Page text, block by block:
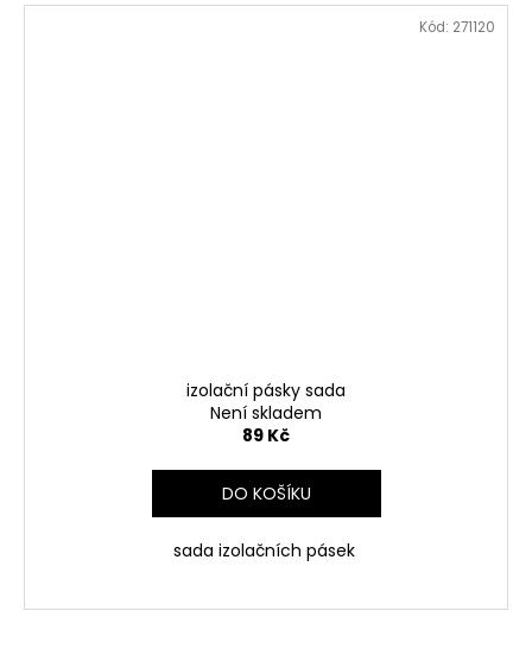
izolační pásky sada
Není skladem
89 Kč
DO KOŠÍKU
sada izolačních pásek
Kód: 271120